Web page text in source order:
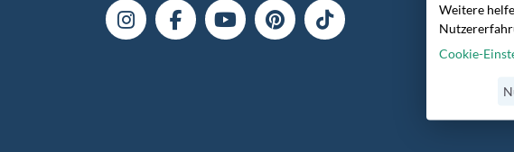
Weitere
Cookie-